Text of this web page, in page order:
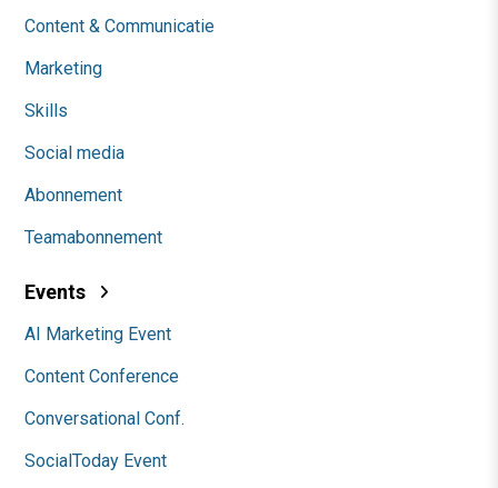
Content & Communicatie
Marketing
Skills
Social media
Abonnement
Teamabonnement
Events
AI Marketing Event
Content Conference
Conversational Conf.
SocialToday Event